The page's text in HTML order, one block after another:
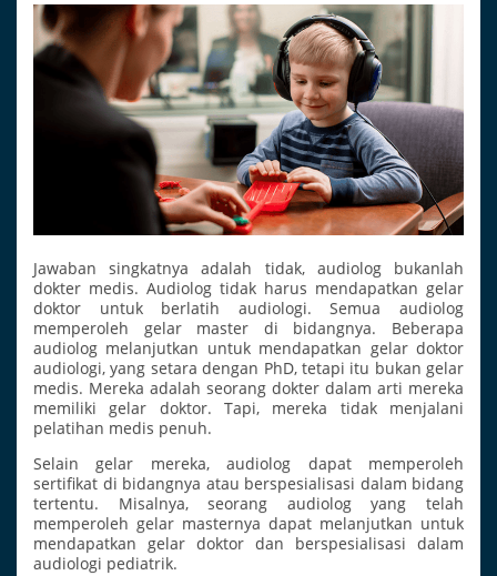
Jawaban singkatnya adalah tidak, audiolog bukanlah
dokter medis. Audiolog tidak harus mendapatkan gelar
doktor untuk berlatih audiologi. Semua audiolog
memperoleh gelar master di bidangnya. Beberapa
audiolog melanjutkan untuk mendapatkan gelar doktor
audiologi, yang setara dengan PhD, tetapi itu bukan gelar
medis. Mereka adalah seorang dokter dalam arti mereka
memiliki gelar doktor. Tapi, mereka tidak menjalani
pelatihan medis penuh.
Selain gelar mereka, audiolog dapat memperoleh
sertifikat di bidangnya atau berspesialisasi dalam bidang
tertentu. Misalnya, seorang audiolog yang telah
memperoleh gelar masternya dapat melanjutkan untuk
mendapatkan gelar doktor dan berspesialisasi dalam
audiologi pediatrik.